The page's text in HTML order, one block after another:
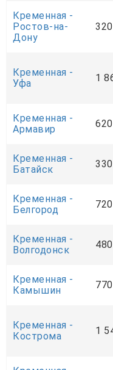
Кременная -
Ростов-на-
Дону
Кременная -
Уфа
1
Кременная -
Армавир
Кременная -
Батайск
Кременная -
Белгород
Кременная -
Волгодонск
Кременная -
Камышин
Кременная -
Кострома
1